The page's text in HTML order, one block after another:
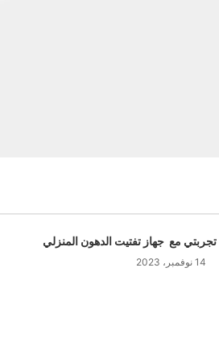
تجربتي مع جهاز تفتيت الدهون المنزلي
14 نوفمبر، 2023